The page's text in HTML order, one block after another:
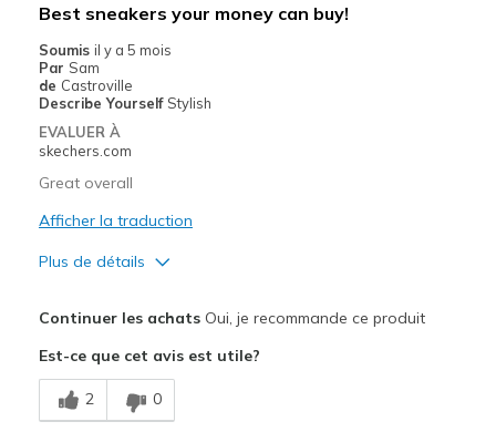
Feels true to size
View On Shoes
Best sneakers your money can buy!
Soumis il y a 5 mois
Par Sam
de Castroville
Describe Yourself Stylish
EVALUER À
skechers.com
Great overall
Afficher la traduction
Plus de détails
Comfortable
Stylish
Continuer les achatsOui, je recommande ce produit
Est-ce que cet avis est utile?
2 0